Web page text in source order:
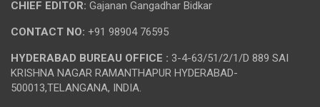
CHIEF EDITOR: Gajanan Gangadhar Bidkar
CONTACT NO: +91 98904 76595
HYDERABAD BUREAU OFFICE : 3-4-63/51/2/1/D 889 SAI
KRISHNA NAGAR RAMANTHAPUR HYDERABAD-
500013,TELANGANA, INDIA.